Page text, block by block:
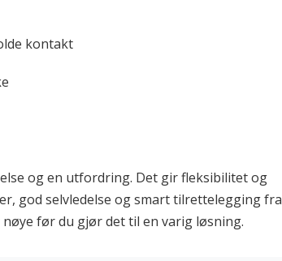
kontakt
og en utfordring. Det gir fleksibilitet og
god selvledelse og smart tilrettelegging fra
før du gjør det til en varig løsning.